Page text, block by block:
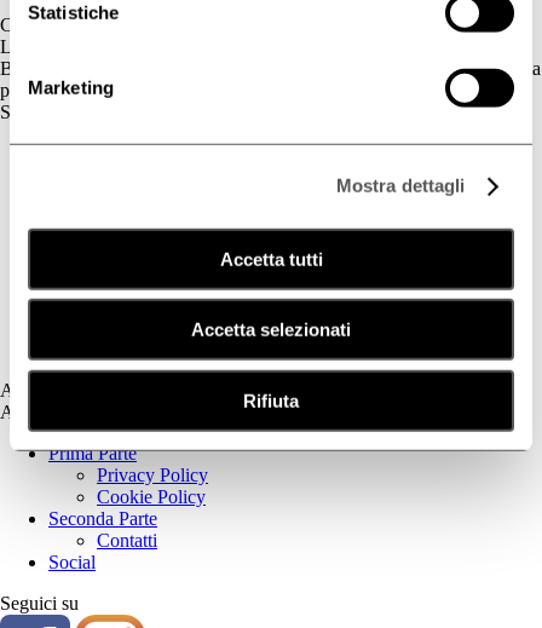
Statistiche
Marketing
Mostra dettagli
Accetta tutti
Accetta selezionati
Rifiuta
Contatti
L'azienda
BIOGENA è un’azienda cosmetica la cui gamma di prodotti è dedicata
principalmente al benessere della pelle.
Skincare
Fotoprotezione Dedicata
Psoriasi
Secchezza Cutanea
Assistenza
Assistenza
Prima Parte
Privacy Policy
Cookie Policy
Seconda Parte
Contatti
Social
Seguici su